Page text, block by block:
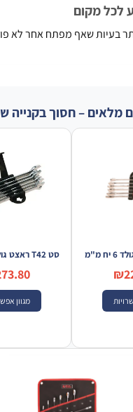
מקום
– חסוך בקנייה של סט
סט T42 ראצט גולד 6 יח אינצי
₪273.80
מגוון אפשרויות